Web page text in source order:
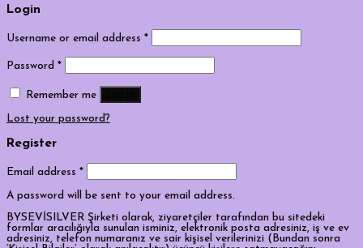
Login
Username or email address *
Password *
Remember me
Lost your password?
Register
Email address *
A password will be sent to your email address.
BYSEVİSILVER Şirketi olarak, ziyaretçiler tarafından bu sitedeki
formlar aracılığıyla sunulan isminiz, elektronik posta adresiniz, iş ve ev
adresiniz, telefon numaranız ve sair kişisel verilerinizi (Bundan sonra